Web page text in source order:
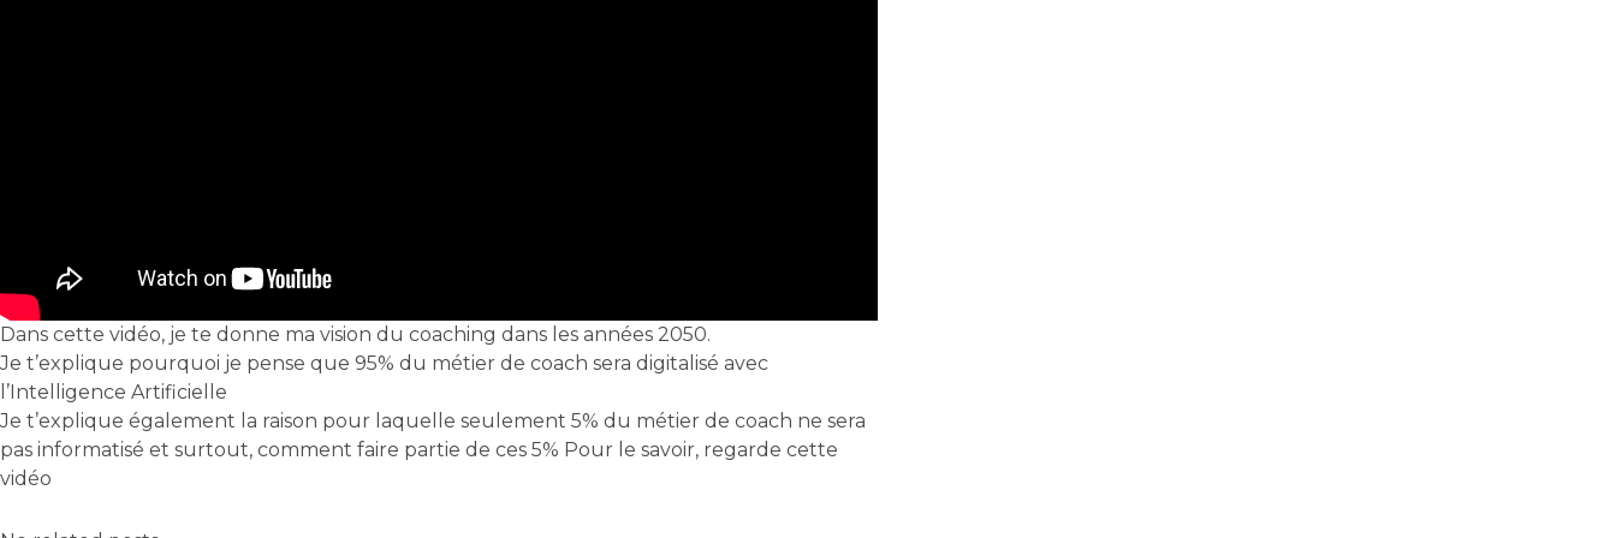
Dans cette vidéo, je te donne ma vision du coaching dans les années 2050.
Je t’explique pourquoi je pense que 95% du métier de coach sera digitalisé avec
l’Intelligence Artificielle
Je t’explique également la raison pour laquelle seulement 5% du métier de coach ne sera
pas informatisé et surtout, comment faire partie de ces 5% Pour le savoir, regarde cette
vidéo